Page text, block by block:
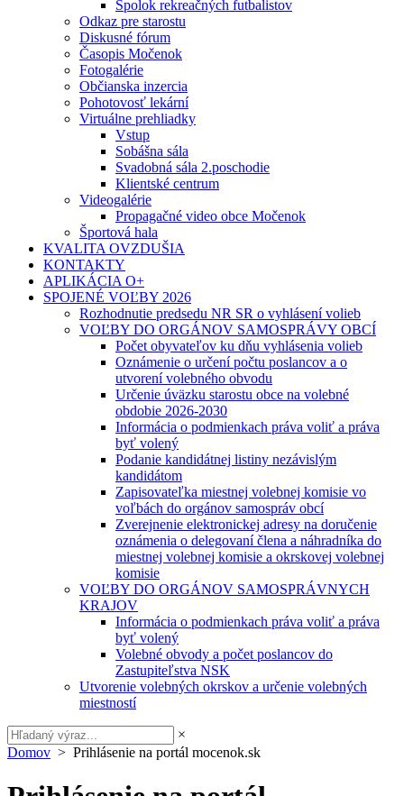
Spolok rekreačných futbalistov
Odkaz pre starostu
Diskusné fórum
Časopis Močenok
Fotogalérie
Občianska inzercia
Pohotovosť lekární
Virtuálne prehliadky
Vstup
Sobášna sála
Svadobná sála 2.poschodie
Klientské centrum
Videogalérie
Propagačné video obce Močenok
Športová hala
KVALITA OVZDUŠIA
KONTAKTY
APLIKÁCIA O+
SPOJENÉ VOĽBY 2026
Rozhodnutie predsedu NR SR o vyhlásení volieb
VOĽBY DO ORGÁNOV SAMOSPRÁVY OBCÍ
Počet obyvateľov ku dňu vyhlásenia volieb
Oznámenie o určení počtu poslancov a o
utvorení volebného obvodu
Určenie úväzku starostu obce na volebné
obdobie 2026-2030
Informácia o podmienkach práva voliť a práva
byť volený
Podanie kandidátnej listiny nezávislým
kandidátom
Zapisovateľka miestnej volebnej komisie vo
voľbách do orgánov samospráv obcí
Zverejnenie elektronickej adresy na doručenie
oznámenia o delegovaní člena a náhradníka do
miestnej volebnej komisie a okrskovej volebnej
komisie
VOĽBY DO ORGÁNOV SAMOSPRÁVNYCH
KRAJOV
Informácia o podmienkach práva voliť a práva
byť volený
Volebné obvody a počet poslancov do
Zastupiteľstva NSK
Utvorenie volebných okrskov a určenie volebných
miestností
×
Domov > Prihlásenie na portál mocenok.sk